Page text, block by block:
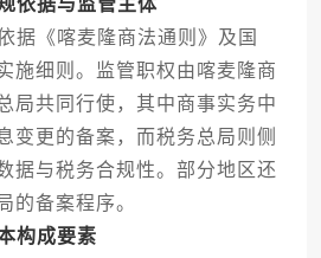
依据与监管主体
《喀麦隆商法通则》及国
施细则。监管职权由喀麦隆商
局共同行使，其中商事实务中
变更的备案，而税务总局则侧
据与税务合规性。部分地区还
的备案程序。
构成要素